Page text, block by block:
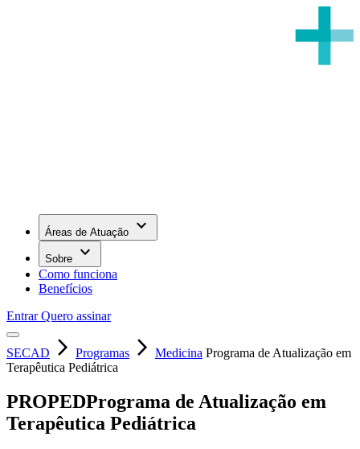
Áreas de Atuação keyboard_arrow_down
Sobre keyboard_arrow_down
Como funciona
Benefícios
EntrarQuero assinar
SECAD arrow_forward_ios Programas arrow_forward_ios Medicina Programa de Atualização em
Terapêutica Pediátrica
PROPEDPrograma de Atualização em
Terapêutica Pediátrica